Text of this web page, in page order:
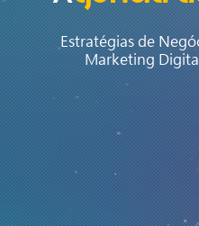
Estratégias de
Marketing Digital